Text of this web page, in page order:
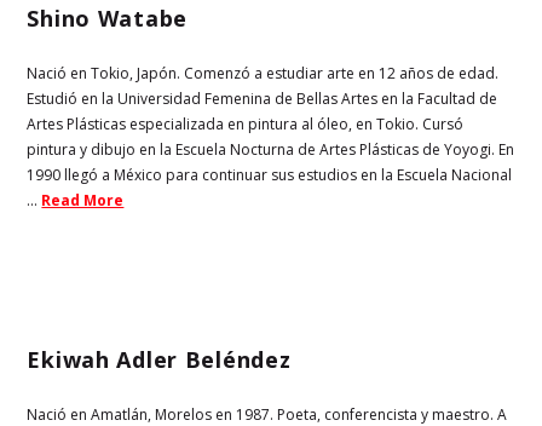
Shino Watabe
Nació en Tokio, Japón. Comenzó a estudiar arte en 12 años de edad.
Estudió en la Universidad Femenina de Bellas Artes en la Facultad de
Artes Plásticas especializada en pintura al óleo, en Tokio. Cursó
pintura y dibujo en la Escuela Nocturna de Artes Plásticas de Yoyogi. En
1990 llegó a México para continuar sus estudios en la Escuela Nacional
... Read More
Ekiwah Adler Beléndez
Nació en Amatlán, Morelos en 1987. Poeta, conferencista y maestro. A